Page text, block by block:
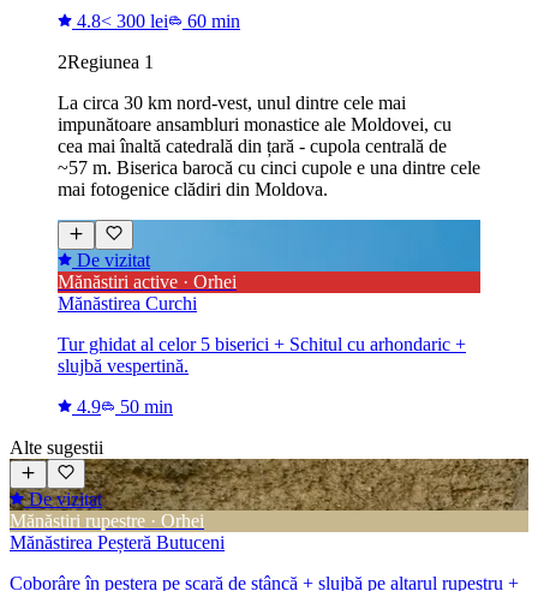
4.8< 300 lei
60 min
2Regiunea 1
La circa 30 km nord-vest, unul dintre cele mai
impunătoare ansambluri monastice ale Moldovei, cu
cea mai înaltă catedrală din țară - cupola centrală de
~57 m. Biserica barocă cu cinci cupole e una dintre cele
mai fotogenice clădiri din Moldova.
De vizitat
Mănăstiri active · Orhei
Mănăstirea Curchi
Tur ghidat al celor 5 biserici + Schitul cu arhondaric +
slujbă vespertină.
4.9
50 min
Alte sugestii
De vizitat
Mănăstiri rupestre · Orhei
Mănăstirea Peșteră Butuceni
Coborâre în peștera pe scară de stâncă + slujbă pe altarul rupestru +